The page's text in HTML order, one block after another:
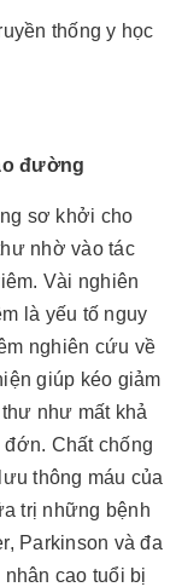
thống y học
đường
sơ khởi cho
nhờ vào tác
Vài nghiên
là yếu tố nguy
nghiên cứu về
giúp kéo giảm
như mất khả
Chất chống
thông máu của
trị những bệnh
Parkinson và đa
cao tuổi bị